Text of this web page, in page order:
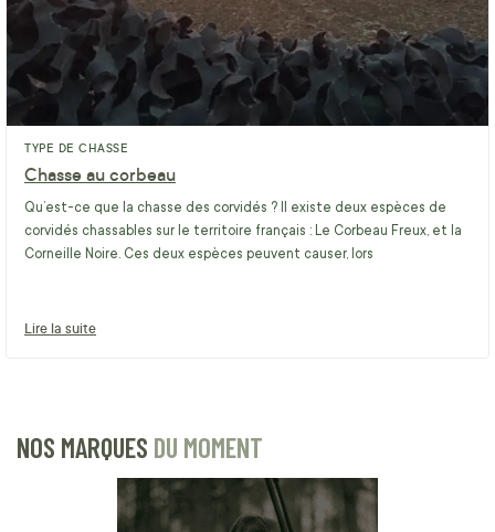
TYPE DE CHASSE
Chasse au corbeau
Qu’est-ce que la chasse des corvidés ? Il existe deux espèces de
corvidés chassables sur le territoire français : Le Corbeau Freux, et la
Corneille Noire. Ces deux espèces peuvent causer, lors
Lire la suite
NOS MARQUES DU MOMENT